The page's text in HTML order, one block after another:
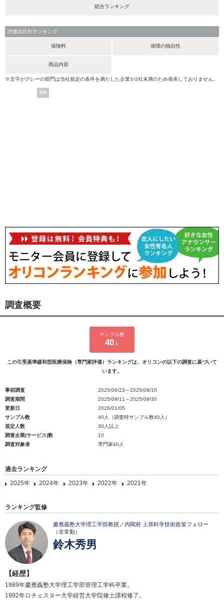
総合ランキング
評価項目別ランキング
保険料 保障の独自性
商品内容
※文字がグレーの部門は当社規定の条件を満たした企業が2社未満のため発表しておりません。
PR
調査概要
サンプル数
40人
この引受基準緩和型医療保険（専門家評価）ランキングは、オリコンの以下の調査に基づいて
います。
事前調査
2025/06/23～2025/09/10
調査期間
2025/09/11～2025/09/30
更新日
2026/01/05
サンプル数
40人（調査時サンプル数40人）
規定人数
30人以上
調査企業(サービス)数
10
調査対象者
専門家40人
過去ランキング
2025年
2024年 2023年 2022年 2021年
ランキング監修
慶應義塾大学理工学部教授／内閣府 上席科学技術政策フェロー
（非常勤）
鈴木秀男
【経歴】
1989年慶應義塾大学理工学部管理工学科卒業。
1992年ロチェスター大学経営大学院修士課程修了。